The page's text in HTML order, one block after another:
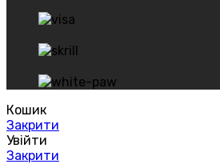
Кошик
Закрити
Увійти
Закрити